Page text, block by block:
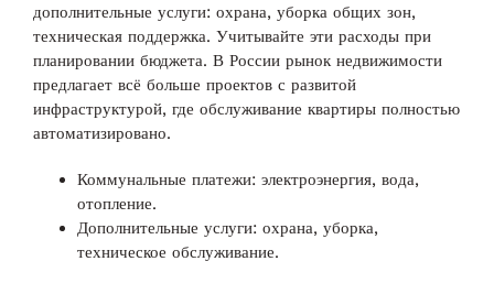
дополнительные услуги: охрана, уборка общих зон,
техническая поддержка. Учитывайте эти расходы при
планировании бюджета. В России рынок недвижимости
предлагает всё больше проектов с развитой
инфраструктурой, где обслуживание квартиры полностью
автоматизировано.
Коммунальные платежи: электроэнергия, вода,
отопление.
Дополнительные услуги: охрана, уборка,
техническое обслуживание.